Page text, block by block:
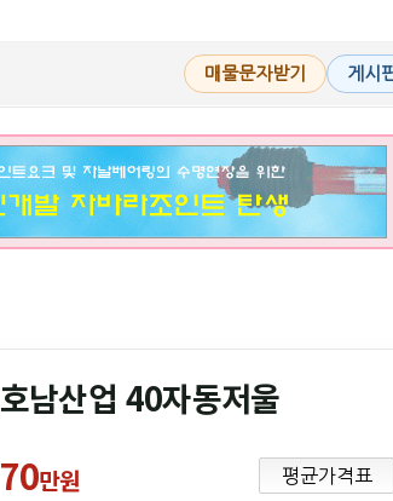
매물문자받기 게시
호남산업 40자동저울
70만원 평균가격표